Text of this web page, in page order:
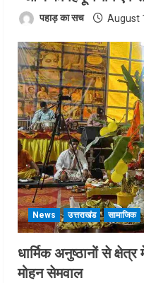
पहाड़ का सच August
News उत्तराखंड सामाजिक
धार्मिक अनुष्ठानों से
मोहन सेमवाल